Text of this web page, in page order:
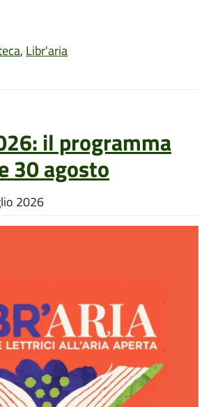
, Libr'aria
il programma
30 agosto
2026